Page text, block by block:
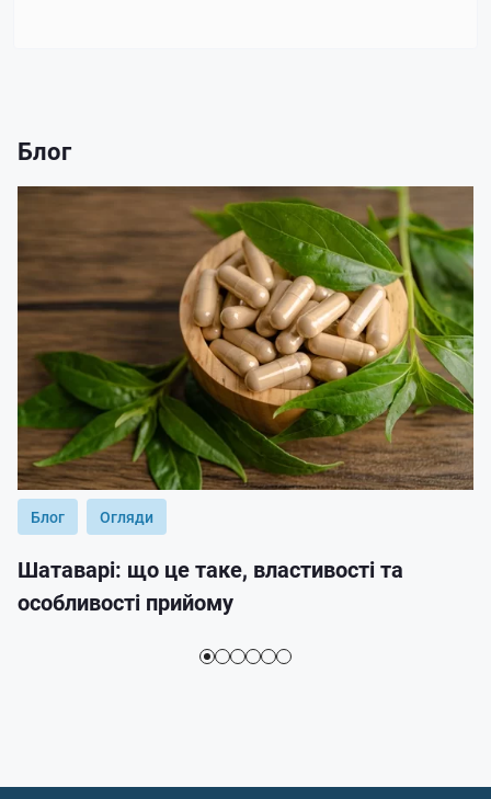
Блог
Блог Огляди
Шатаварі: що це таке, властивості та
особливості прийому